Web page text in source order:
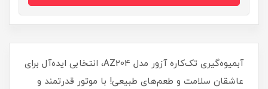
آبمیوه‌گیری تک‌کاره آزور مدل AZ204، انتخابی ایده‌آل برای
عاشقان سلامت و طعم‌های طبیعی! با موتور قدرتمند و